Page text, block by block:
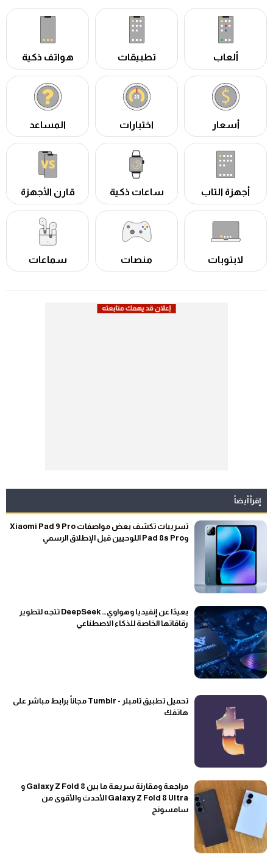
ألعاب تطبيقات هواتف ذكية
أسعار اختبارات المساعد
أجهزة التاب ساعات ذكية قارن الأجهزة
لابتوبات منصات سماعات
إقرأ أيضاً
تسريبات تكشف بعض مواصفات Xiaomi Pad 9 Pro
وPad 8s Pro اللوحيين قبل الإطلاق الرسمي
بعيدًا عن إنفيديا وهواوي… DeepSeek تتجه لتطوير
رقاقاتها الخاصة للذكاء الاصطناعي
تحميل تطبيق تامبلر - Tumblr مجاناً برابط مباشر على
هاتفك
مراجعة ومقارنة سريعة ما بين Galaxy Z Fold 8 و
Galaxy Z Fold 8 Ultra الأحدث والأقوى من
سامسونج